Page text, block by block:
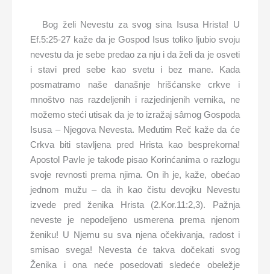
Bog želi Nevestu za svog sina Isusa Hrista! U
Ef.5:25-27 kaže da je Gospod Isus toliko ljubio svoju
nevestu da je sebe predao za nju i da želi da je osveti
i stavi pred sebe kao svetu i bez mane. Kada
posmatramo naše današnje hrišćanske crkve i
mnoštvo nas razdeljenih i razjedinjenih vernika, ne
možemo steći utisak da je to izražaj sâmog Gospoda
Isusa – Njegova Nevesta. Međutim Reč kaže da će
Crkva biti stavljena pred Hrista kao besprekorna!
Apostol Pavle je takođe pisao Korinćanima o razlogu
svoje revnosti prema njima. On ih je, kaže, obećao
jednom mužu – da ih kao čistu devojku Nevestu
izvede pred ženika Hrista (2.Kor.11:2,3). Pažnja
neveste je nepodeljeno usmerena prema njenom
ženiku! U Njemu su sva njena očekivanja, radost i
smisao svega! Nevesta će takva dočekati svog
Ženika i ona neće posedovati sledeće obeležje